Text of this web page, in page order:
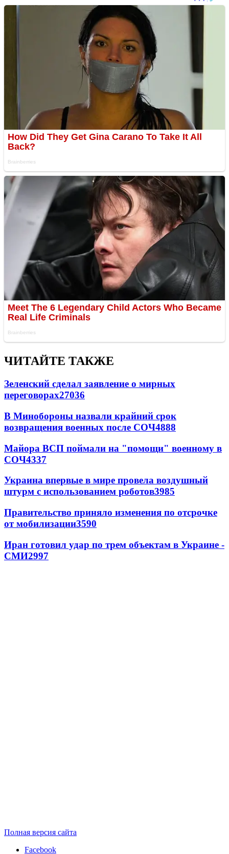
ЧИТАЙТЕ ТАКЖЕ
Зеленский сделал заявление о мирных
переговорах27036
В Минобороны назвали крайний срок
возвращения военных после СОЧ4888
Майора ВСП поймали на "помощи" военному в
СОЧ4337
Украина впервые в мире провела воздушный
штурм с использованием роботов3985
Правительство приняло изменения по отсрочке
от мобилизации3590
Иран готовил удар по трем объектам в Украине -
СМИ2997
Полная версия сайта
Facebook